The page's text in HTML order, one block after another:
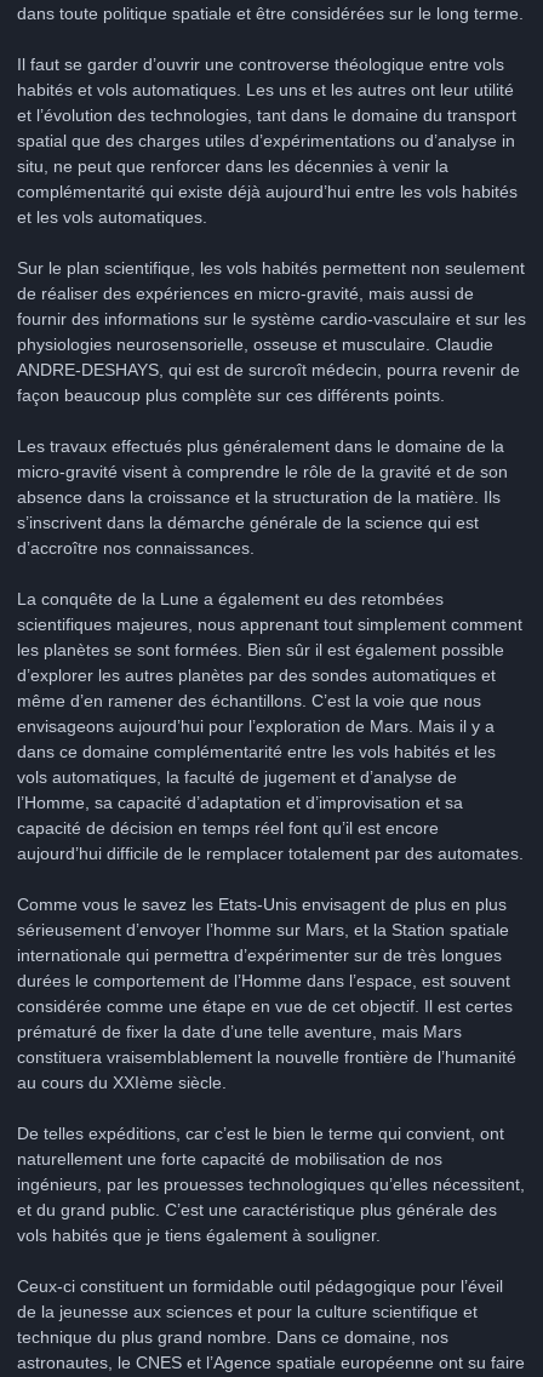
dans toute politique spatiale et être considérées sur le long terme.
Il faut se garder d’ouvrir une controverse théologique entre vols
habités et vols automatiques. Les uns et les autres ont leur utilité
et l’évolution des technologies, tant dans le domaine du transport
spatial que des charges utiles d’expérimentations ou d’analyse in
situ, ne peut que renforcer dans les décennies à venir la
complémentarité qui existe déjà aujourd’hui entre les vols habités
et les vols automatiques.
Sur le plan scientifique, les vols habités permettent non seulement
de réaliser des expériences en micro-gravité, mais aussi de
fournir des informations sur le système cardio-vasculaire et sur les
physiologies neurosensorielle, osseuse et musculaire. Claudie
ANDRE-DESHAYS, qui est de surcroît médecin, pourra revenir de
façon beaucoup plus complète sur ces différents points.
Les travaux effectués plus généralement dans le domaine de la
micro-gravité visent à comprendre le rôle de la gravité et de son
absence dans la croissance et la structuration de la matière. Ils
s’inscrivent dans la démarche générale de la science qui est
d’accroître nos connaissances.
La conquête de la Lune a également eu des retombées
scientifiques majeures, nous apprenant tout simplement comment
les planètes se sont formées. Bien sûr il est également possible
d’explorer les autres planètes par des sondes automatiques et
même d’en ramener des échantillons. C’est la voie que nous
envisageons aujourd’hui pour l’exploration de Mars. Mais il y a
dans ce domaine complémentarité entre les vols habités et les
vols automatiques, la faculté de jugement et d’analyse de
l’Homme, sa capacité d’adaptation et d’improvisation et sa
capacité de décision en temps réel font qu’il est encore
aujourd’hui difficile de le remplacer totalement par des automates.
Comme vous le savez les Etats-Unis envisagent de plus en plus
sérieusement d’envoyer l’homme sur Mars, et la Station spatiale
internationale qui permettra d’expérimenter sur de très longues
durées le comportement de l’Homme dans l’espace, est souvent
considérée comme une étape en vue de cet objectif. Il est certes
prématuré de fixer la date d’une telle aventure, mais Mars
constituera vraisemblablement la nouvelle frontière de l’humanité
au cours du XXIème siècle.
De telles expéditions, car c’est le bien le terme qui convient, ont
naturellement une forte capacité de mobilisation de nos
ingénieurs, par les prouesses technologiques qu’elles nécessitent,
et du grand public. C’est une caractéristique plus générale des
vols habités que je tiens également à souligner.
Ceux-ci constituent un formidable outil pédagogique pour l’éveil
de la jeunesse aux sciences et pour la culture scientifique et
technique du plus grand nombre. Dans ce domaine, nos
astronautes, le CNES et l’Agence spatiale européenne ont su faire